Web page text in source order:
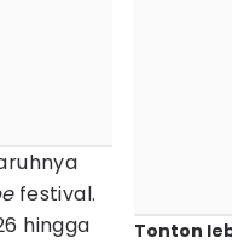
festival.
hingga
Tonton